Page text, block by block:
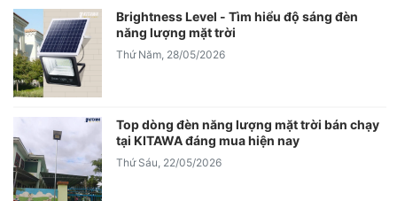
Brightness Level - Tìm hiểu độ sáng đèn
năng lượng mặt trời
Thứ Năm, 28/05/2026
Top dòng đèn năng lượng mặt trời bán chạy
tại KITAWA đáng mua hiện nay
Thứ Sáu, 22/05/2026